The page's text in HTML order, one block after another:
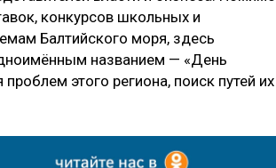
конкурсов школьных и
Балтийского моря, здесь
названием — «День
этого региона, поиск путей их